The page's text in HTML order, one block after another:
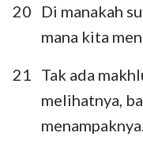
2
22
23 24
20
Di manakah
mana kita
21
Tak ada
melihatnya,
menampaknya.